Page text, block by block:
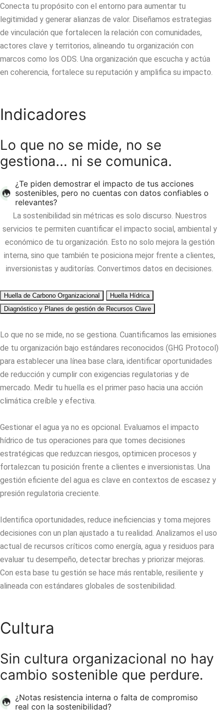
Conecta tu propósito con el entorno para aumentar tu
legitimidad y generar alianzas de valor. Diseñamos estrategias
de vinculación que fortalecen la relación con comunidades,
actores clave y territorios, alineando tu organización con
marcos como los ODS. Una organización que escucha y actúa
en coherencia, fortalece su reputación y amplifica su impacto.
Indicadores
Lo que no se mide, no se
gestiona... ni se comunica.
¿Te piden demostrar el impacto de tus acciones
sostenibles, pero no cuentas con datos confiables o
relevantes?
La sostenibilidad sin métricas es solo discurso. Nuestros
servicios te permiten cuantificar el impacto social, ambiental y
económico de tu organización. Esto no solo mejora la gestión
interna, sino que también te posiciona mejor frente a clientes,
inversionistas y auditorías. Convertimos datos en decisiones.
Huella de Carbono Organizacional
Huella Hídrica
Diagnóstico y Planes de gestión de Recursos Clave
Lo que no se mide, no se gestiona. Cuantificamos las emisiones
de tu organización bajo estándares reconocidos (GHG Protocol)
para establecer una línea base clara, identificar oportunidades
de reducción y cumplir con exigencias regulatorias y de
mercado. Medir tu huella es el primer paso hacia una acción
climática creíble y efectiva.
Gestionar el agua ya no es opcional. Evaluamos el impacto
hídrico de tus operaciones para que tomes decisiones
estratégicas que reduzcan riesgos, optimicen procesos y
fortalezcan tu posición frente a clientes e inversionistas. Una
gestión eficiente del agua es clave en contextos de escasez y
presión regulatoria creciente.
Identifica oportunidades, reduce ineficiencias y toma mejores
decisiones con un plan ajustado a tu realidad. Analizamos el uso
actual de recursos críticos como energía, agua y residuos para
evaluar tu desempeño, detectar brechas y priorizar mejoras.
Con esta base tu gestión se hace más rentable, resiliente y
alineada con estándares globales de sostenibilidad.
Cultura
Sin cultura organizacional no hay
cambio sostenible que perdure.
¿Notas resistencia interna o falta de compromiso
real con la sostenibilidad?